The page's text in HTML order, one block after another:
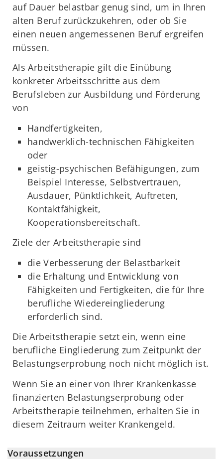
auf Dauer belastbar genug sind, um in Ihren
alten Beruf zurückzukehren, oder ob Sie
einen neuen angemessenen Beruf ergreifen
müssen.
Als Arbeitstherapie gilt die Einübung
konkreter Arbeitsschritte aus dem
Berufsleben zur Ausbildung und Förderung
von
Handfertigkeiten,
handwerklich-technischen Fähigkeiten
oder
geistig-psychischen Befähigungen, zum
Beispiel Interesse, Selbstvertrauen,
Ausdauer, Pünktlichkeit, Auftreten,
Kontaktfähigkeit,
Kooperationsbereitschaft.
Ziele der Arbeitstherapie sind
die Verbesserung der Belastbarkeit
die Erhaltung und Entwicklung von
Fähigkeiten und Fertigkeiten, die für Ihre
berufliche Wiedereingliederung
erforderlich sind.
Die Arbeitstherapie setzt ein, wenn eine
berufliche Eingliederung zum Zeitpunkt der
Belastungserprobung noch nicht möglich ist.
Wenn Sie an einer von Ihrer Krankenkasse
finanzierten Belastungserprobung oder
Arbeitstherapie teilnehmen, erhalten Sie in
diesem Zeitraum weiter Krankengeld.
Voraussetzungen